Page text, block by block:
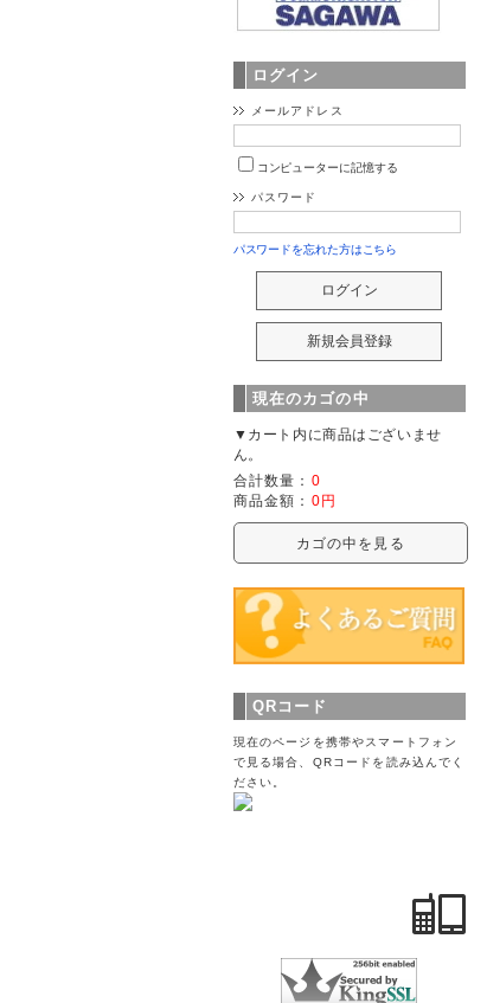
ログイン
メールアドレス
コンピューターに記憶する
パスワード
パスワードを忘れた方はこちら
現在のカゴの中
▼カート内に商品はございませ
ん。
合計数量： 0
商品金額： 0円
カゴの中を見る
QRコード
現在のページを携帯やスマートフォン
で見る場合、QRコードを読み込んでく
ださい。